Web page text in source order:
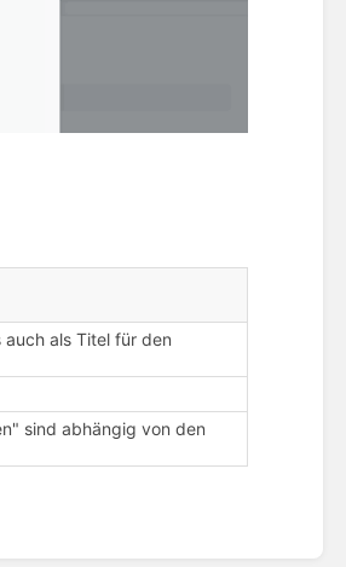
als Titel für den
sind abhängig von den